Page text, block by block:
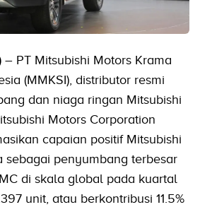
– PT Mitsubishi Motors Krama
(MMKSI), distributor resmi
dan niaga ringan Mitsubishi
Motors Corporation
capaian positif Mitsubishi
sebagai penyumbang terbesar
di skala global pada kuartal
unit, atau berkontribusi 11.5%